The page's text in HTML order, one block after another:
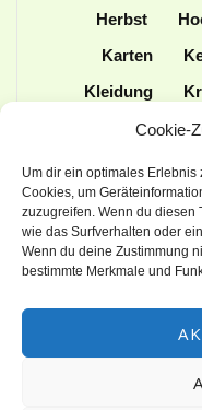
Cookie-
Um dir ein optimales
Cookies, um
zuzugreifen. Wenn du diesen
wie das Surfverhalten oder
Wenn du deine Zustimmung
bestimmte Merkmale und
Herbst
Karten
Kleidung
Mütze
Ordner
Plotter
Spielen
Tasche
Tiere